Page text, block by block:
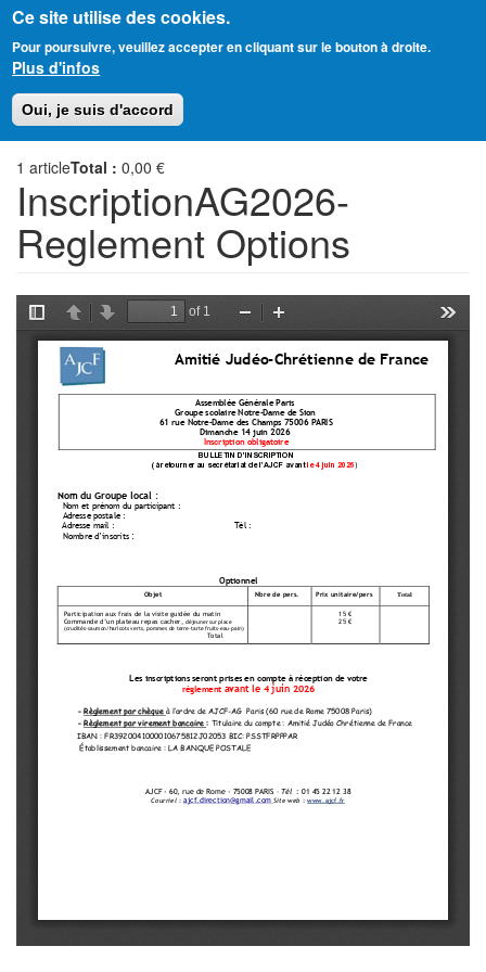
Ce site utilise des cookies.
Pour poursuivre, veuillez accepter en cliquant sur le bouton à droite.
Plus d'infos
Oui, je suis d'accord
au
contenu
principal
Amitié Judéo-Chrétienne de France
1 articleTotal : 0,00 €
InscriptionAG2026-
Reglement Options